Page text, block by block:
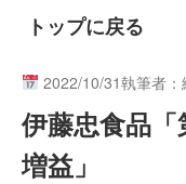
トップに戻る
2022/10/31執筆者：
伊藤忠食品
増益」